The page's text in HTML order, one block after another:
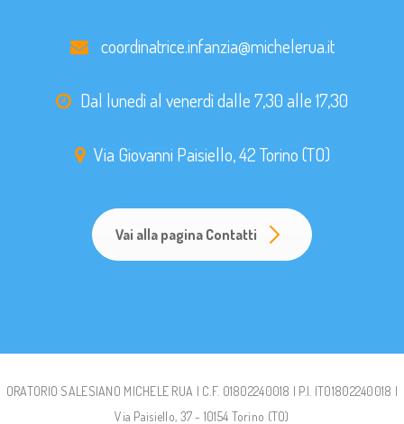
coordinatrice.infanzia@michelerua.it
Dal lunedì al venerdì dalle 7,30 alle 17,30
Via Giovanni Paisiello, 42 Torino (TO)
Vai alla pagina Contatti
ORATORIO SALESIANO MICHELE RUA | C.F. 01802240018 | P.I. IT01802240018 |
Via Paisiello, 37 - 10154 Torino (TO)